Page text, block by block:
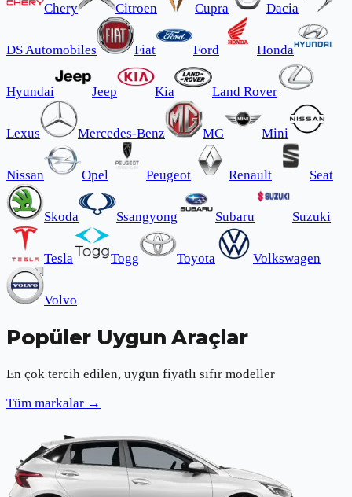
Chery Citroen Cupra Dacia
DS Automobiles Fiat Ford Honda
Hyundai Jeep Kia Land Rover
Lexus Mercedes-Benz MG Mini
Nissan Opel Peugeot Renault Seat
Skoda Ssangyong Subaru Suzuki
Tesla Togg Toyota Volkswagen
Volvo
Popüler Uygun Araçlar
En çok tercih edilen, uygun fiyatlı sıfır modeller
Tüm markalar →